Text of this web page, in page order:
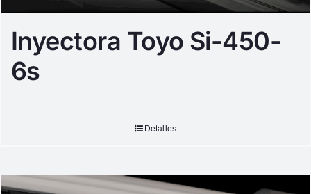
Inyectora Toyo Si-450-
6s
Detalles